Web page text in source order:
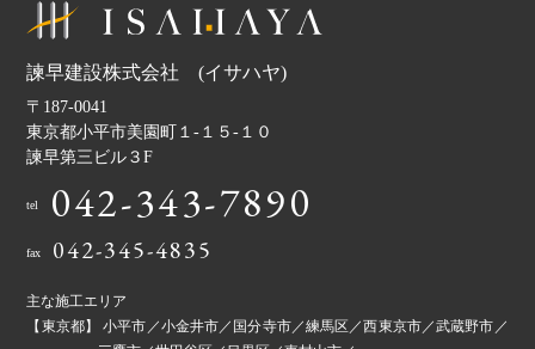
諫早建設株式会社 (イサハヤ)
〒187-0041
東京都小平市美園町１-１５-１０
諫早第三ビル３F
tel 042-343-7890
fax 042-345-4835
主な施工エリア
【東京都】 小平市／小金井市／国分寺市／練馬区／西東京市／武蔵野市／